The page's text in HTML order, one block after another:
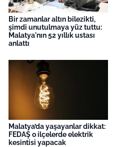
Bir zamanlar altın bilezikti,
şimdi unutulmaya yüz tuttu:
Malatya'nın 52 yıllık ustası
anlattı
Malatya’da yaşayanlar dikkat:
FEDAŞ o ilçelerde elektrik
kesintisi yapacak